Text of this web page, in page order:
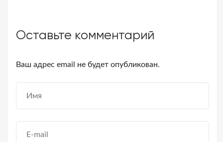
Оставьте комментарий
Ваш адрес email не будет опубликован.